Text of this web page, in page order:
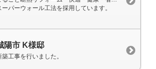
ーパーウォール工法を採用しています。
陽市 K様邸
築工事を行いました。